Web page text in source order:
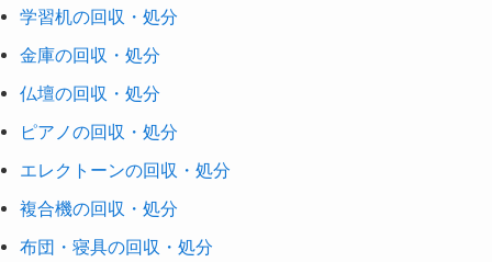
学習机の回収・処分
金庫の回収・処分
仏壇の回収・処分
ピアノの回収・処分
エレクトーンの回収・処分
複合機の回収・処分
布団・寝具の回収・処分